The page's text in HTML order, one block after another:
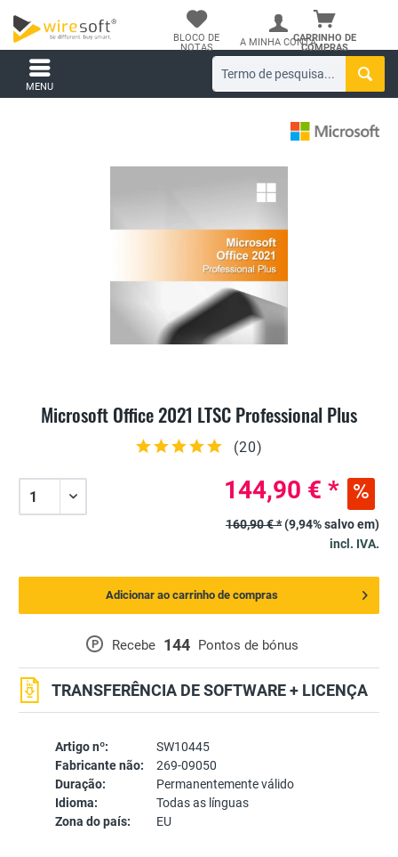
CARRINHO DE
COMPRAS
BLOCO DE
NOTAS
A MINHA CONTA
MENU
Microsoft Office 2021 LTSC Professional Plus
(20)
Artigo nº:
SW10445
Fabricante não:
269-09050
Duração:
Permanentemente válido
Idioma:
Todas as línguas
Zona do país:
EU
P Recebe 144 Pontos de bónus
TRANSFERÊNCIA DE SOFTWARE + LICENÇA
144,90 € *
160,90 € *(9,94% salvo em)
incl. IVA.
Adicionar ao carrinho de compras